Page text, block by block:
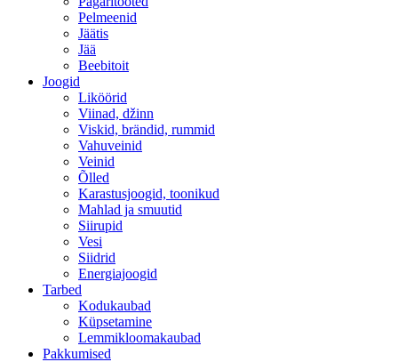
Pelmeenid
Jäätis
Jää
Beebitoit
Joogid
Liköörid
Viinad, džinn
Viskid, brändid, rummid
Vahuveinid
Veinid
Õlled
Karastusjoogid, toonikud
Mahlad ja smuutid
Siirupid
Vesi
Siidrid
Energiajoogid
Tarbed
Kodukaubad
Küpsetamine
Lemmikloomakaubad
Pakkumised